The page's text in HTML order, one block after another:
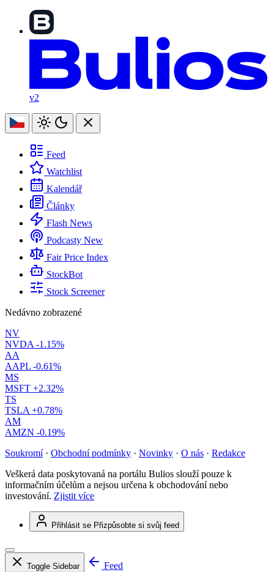
v2
Feed
Watchlist
Kalendář
Články
Flash News
Podcasty New
Fair Price Index
StockBot
Stock Screener
Nedávno zobrazené
NV
NVDA -1.15%
AA
AAPL -0.61%
MS
MSFT +2.32%
TS
TSLA +0.78%
AM
AMZN -0.19%
Soukromí · Obchodní podmínky · Novinky · O nás · Redakce
Veškerá data poskytovaná na portálu Bulios slouží pouze k
informačním účelům a nejsou určena k obchodování nebo
investování. Zjistit více
Přihlásit se Přizpůsobte si svůj feed
Toggle Sidebar
Feed